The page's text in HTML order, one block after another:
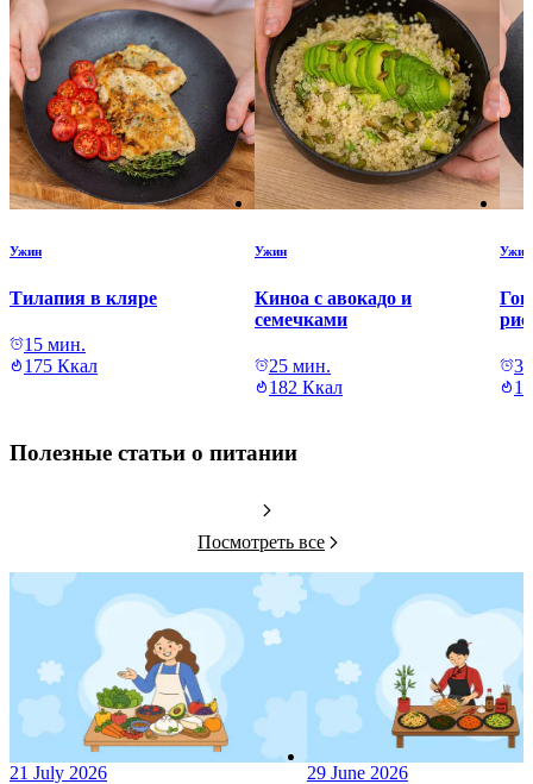
Ужин
Тилапия в кляре
15 мин.
175 Ккал
Ужин
Киноа с авокадо и
семечками
25 мин.
182 Ккал
Ужин
Полезные статьи о питании
Посмотреть все
21 July 2026 29 June 2026